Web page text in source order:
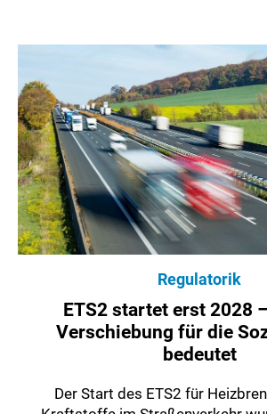
Regulatorik
ETS2 startet erst 2028
Verschiebung für die
bedeutet
Der Start des ETS2 für